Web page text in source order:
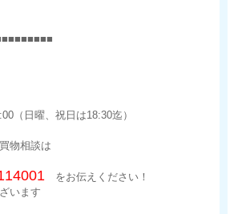
（日曜、祝日は18:30迄）
物相談は
をお伝えください！
います